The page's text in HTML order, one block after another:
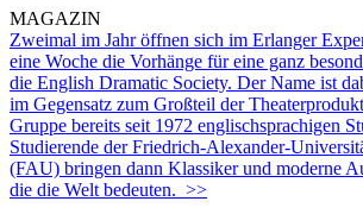
MAGAZIN
Zweimal im Jahr öffnen sich im Erlanger
eine Woche die Vorhänge für eine ganz
die English Dramatic Society. Der Name ist
im Gegensatz zum Großteil der
Gruppe bereits seit 1972 englischsprachigen
Studierende der Friedrich-Alexander-
(FAU) bringen dann Klassiker und moderne
die die Welt bedeuten. >>